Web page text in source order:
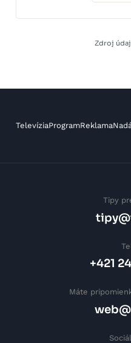
Zdroj
TelevíziaProgramReklama
Tipy
+421
Máte